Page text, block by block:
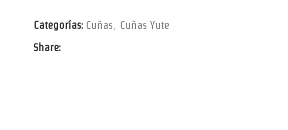
Categorías: Cuñas, Cuñas Yute
Share: